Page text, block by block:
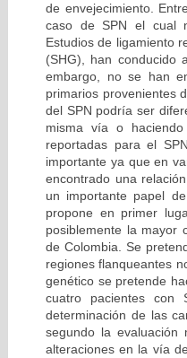
de envejecimiento.
caso de SPN el cual
Estudios de ligamiento
(SHG), han conducido
embargo, no se han
primarios provenientes
del SPN podría ser
misma vía o
reportadas para el
importante ya que en
encontrado una
un importante papel
propone en primer
posiblemente la mayor
de Colombia. Se
regiones flanqueantes
genético se pretende
cuatro pacientes con
determinación de las
segundo la evaluación
alteraciones en la vía